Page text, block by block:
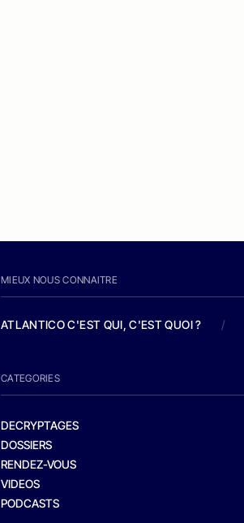
MIEUX NOUS CONNAITRE
ATLANTICO C'EST QUI, C'EST QUOI ? /
CATEGORIES
DECRYPTAGES
DOSSIERS
RENDEZ-VOUS
VIDEOS
PODCASTS